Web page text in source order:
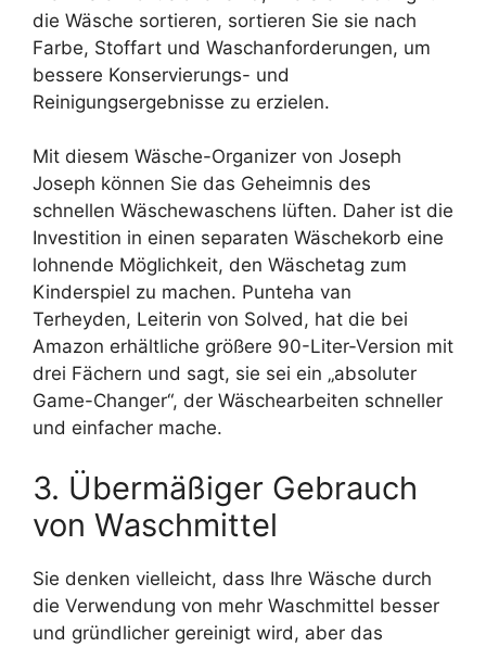
die Wäsche sortieren, sortieren Sie sie nach
Farbe, Stoffart und Waschanforderungen, um
bessere Konservierungs- und
Reinigungsergebnisse zu erzielen.
Mit diesem Wäsche-Organizer von Joseph
Joseph können Sie das Geheimnis des
schnellen Wäschewaschens lüften. Daher ist die
Investition in einen separaten Wäschekorb eine
lohnende Möglichkeit, den Wäschetag zum
Kinderspiel zu machen. Punteha van
Terheyden, Leiterin von Solved, hat die bei
Amazon erhältliche größere 90-Liter-Version mit
drei Fächern und sagt, sie sei ein „absoluter
Game-Changer“, der Wäschearbeiten schneller
und einfacher mache.
3. Übermäßiger Gebrauch
von Waschmittel
Sie denken vielleicht, dass Ihre Wäsche durch
die Verwendung von mehr Waschmittel besser
und gründlicher gereinigt wird, aber das